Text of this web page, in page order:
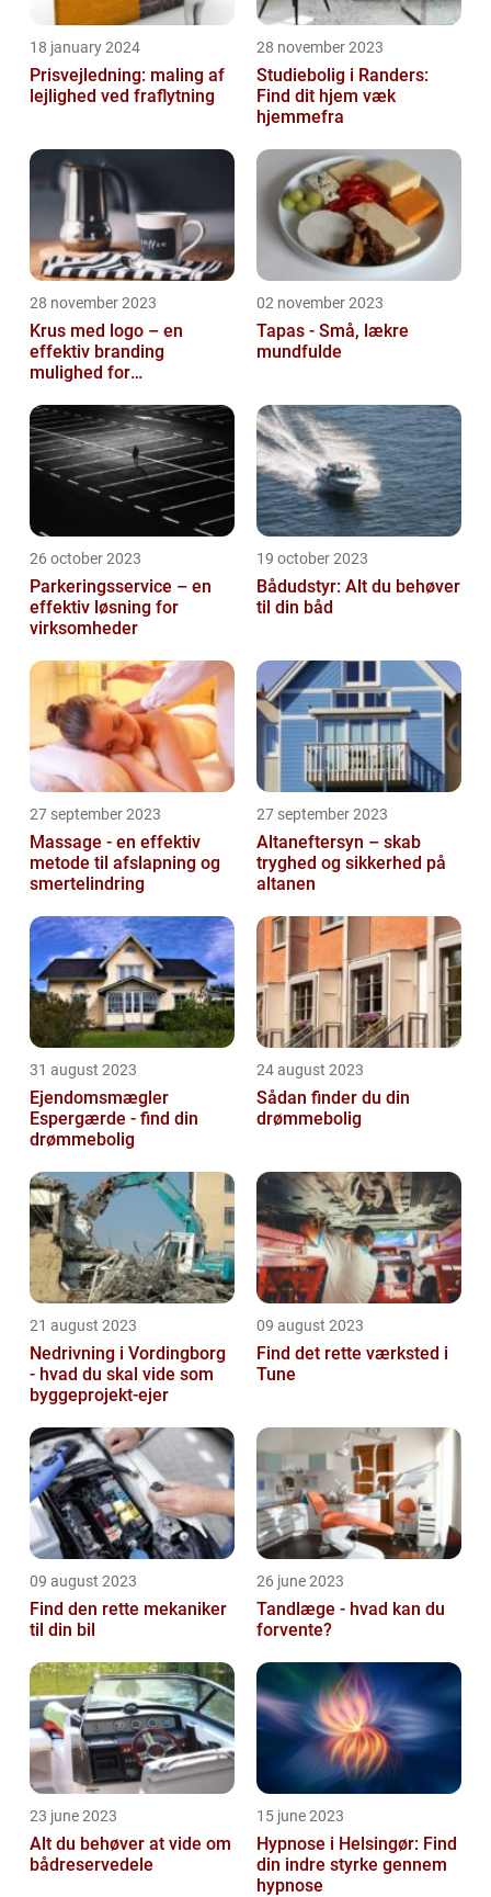
18 january 2024
Prisvejledning: maling af
lejlighed ved fraflytning
28 november 2023
Studiebolig i Randers:
Find dit hjem væk
hjemmefra
28 november 2023
Krus med logo – en
effektiv branding
mulighed for
02 november 2023
Tapas - Små, lækre
mundfulde
26 october 2023
Parkeringsservice – en
effektiv løsning for
virksomheder
19 october 2023
Bådudstyr: Alt du behøver
til din båd
27 september 2023
Massage - en effektiv
metode til afslapning og
smertelindring
27 september 2023
Altaneftersyn – skab
tryghed og sikkerhed på
altanen
31 august 2023
Ejendomsmægler
Espergærde - find din
drømmebolig
24 august 2023
Sådan finder du din
drømmebolig
21 august 2023
Nedrivning i Vordingborg
- hvad du skal vide som
byggeprojekt-ejer
09 august 2023
Find det rette værksted i
Tune
09 august 2023
Find den rette mekaniker
til din bil
26 june 2023
Tandlæge - hvad kan du
forvente?
23 june 2023
Alt du behøver at vide om
bådreservedele
15 june 2023
Hypnose i Helsingør: Find
din indre styrke gennem
hypnose